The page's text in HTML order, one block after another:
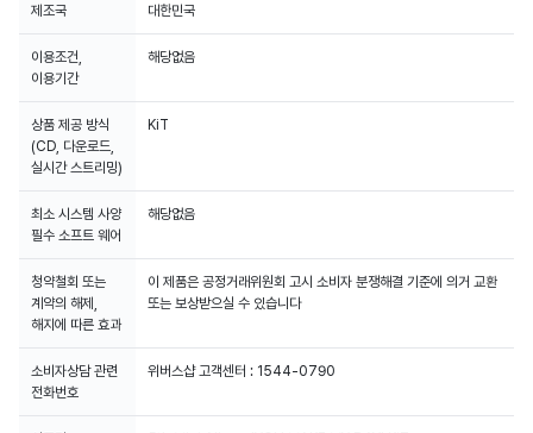
제조국 대한민국
이용조건,
이용기간
해당없음
상품 제공 방식
(CD, 다운로드,
실시간 스트리밍)
KiT
최소 시스템 사양
필수 소프트 웨어
해당없음
청약철회 또는
계약의 해제,
해지에 따른 효과
이 제품은 공정거래위원회 고시 소비자 분쟁해결 기준에 의거 교환
또는 보상받으실 수 있습니다
소비자상담 관련
전화번호
위버스샵 고객센터 : 1544-0790